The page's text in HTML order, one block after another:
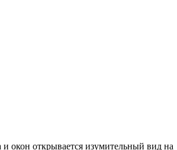
окон открывается изумительный вид на